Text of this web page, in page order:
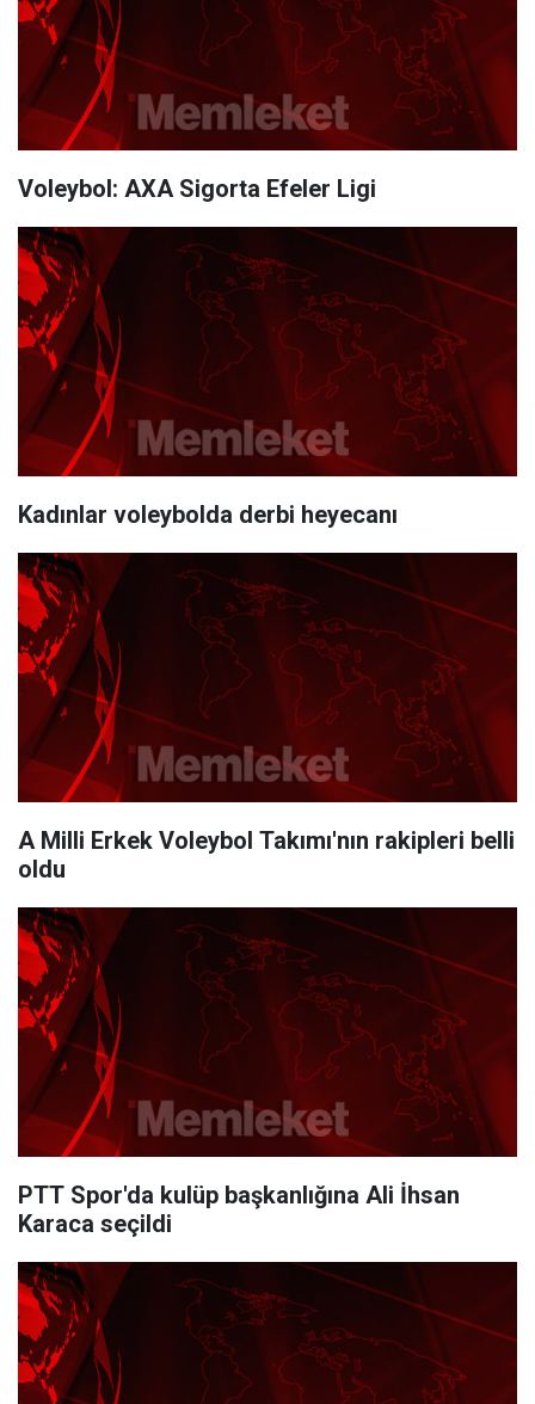
Voleybol: AXA Sigorta Efeler Ligi
Kadınlar voleybolda derbi heyecanı
A Milli Erkek Voleybol Takımı'nın rakipleri belli
oldu
PTT Spor'da kulüp başkanlığına Ali İhsan
Karaca seçildi